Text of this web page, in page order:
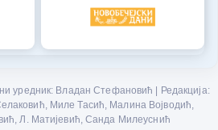
уредник: Владан Стефановић | Редакција:
Миле Тасић, Малина Војводић,
Л. Матијевић, Санда Милеуснић